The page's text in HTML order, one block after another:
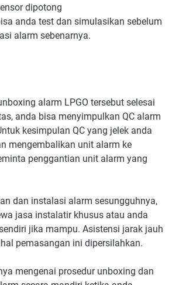
dipotong
anda test dan simulasikan sebelum
alarm sebenarnya.
alarm LPGO tersebut selesai
anda bisa menyimpulkan QC alarm
kesimpulan QC yang jelek anda
mengembalikan unit alarm ke
penggantian unit alarm yang
dan instalasi alarm sesungguhnya,
jasa instalatir khusus atau anda
jika mampu. Asistensi jarak jauh
pemasangan ini dipersilahkan.
mengenai prosedur unboxing dan